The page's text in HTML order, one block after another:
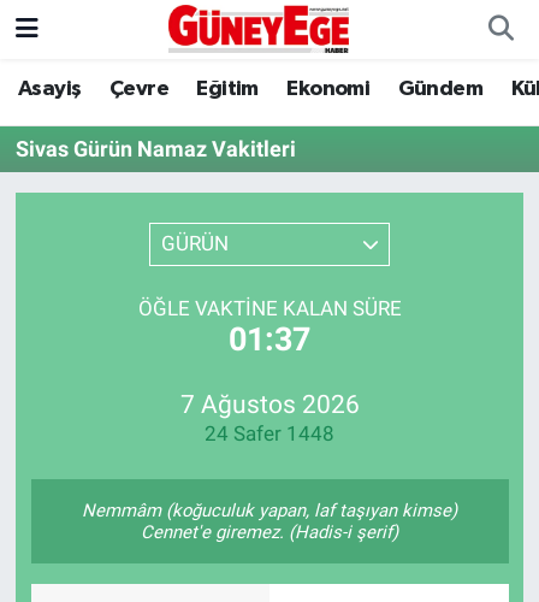
Asayiş Çevre Eğitim Ekonomi Gündem
Sivas Gürün Namaz Vakitleri
GÜRÜN
ÖĞLE VAKTINE KALAN SÜRE
01:37
7 Ağustos 2026
24 Safer 1448
Nemmâm (koğuculuk yapan, laf taşıyan kimse)
Cennet'e giremez. (Hadis-i şerif)
Asayiş
Çevre
Kültür Sanat
Politika
Sağlık
İstanbul Hava Durumu
İstanbul Trafik Yoğunluk Haritası
Son Dakika Haberleri